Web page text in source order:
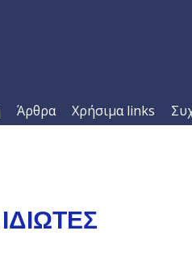
Άρθρα Χρήσιμα links